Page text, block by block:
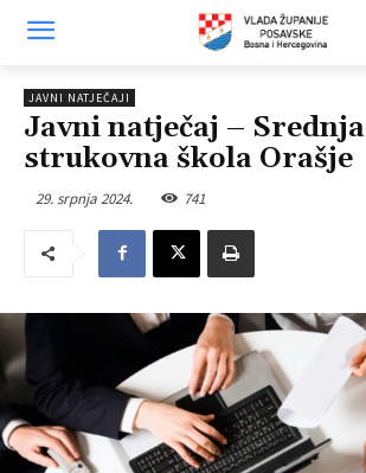
JAVNI NATJEČAJI
Javni natječaj – Srednja
strukovna škola Orašje
29. srpnja 2024. 741